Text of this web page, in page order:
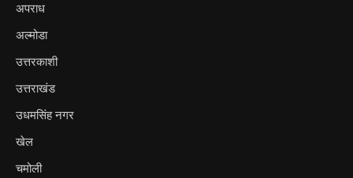
अपराध
अल्मोडा
उत्तरकाशी
उत्तराखंड
उधमसिंह नगर
खेल
चमोली